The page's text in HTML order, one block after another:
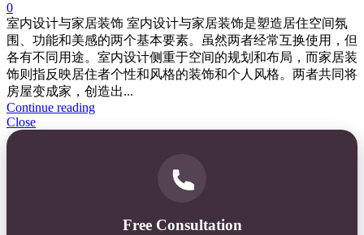
0
室内设计与家居装饰 室内设计与家居装饰是塑造居住空间氛
围、功能和美感的两个基本要素。虽然两者经常互换使用，但
各有不同用途。室内设计侧重于空间的规划和布局，而家居装
饰则指反映居住者个性和风格的装饰和个人风格。两者共同将
房屋变成家，创造出...
Continue reading
Close
Free Consultation